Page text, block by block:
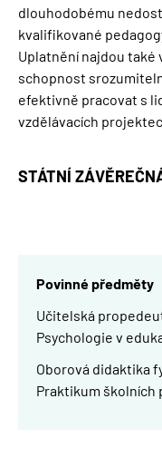
dlouhodobému
kvalifikované
Uplatnění najdou také
schopnost
efektivně pracovat s
vzdělávacích
STÁTNÍ
Povinné předměty
Učitelská
Psychologie v
Oborová didaktika
Praktikum školních